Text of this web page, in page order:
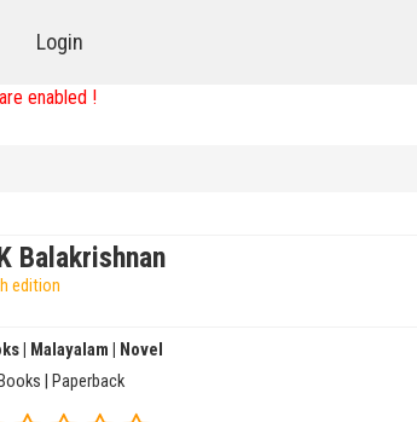
Login
enabled !
Balakrishnan
edition
| Malayalam | Novel
| Paperback